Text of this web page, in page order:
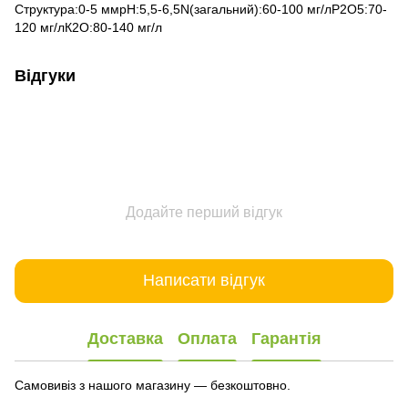
Структура:0-5 ммрН:5,5-6,5N(загальний):60-100 мг/лР2О5:70-
120 мг/лК2О:80-140 мг/л
Відгуки
Додайте перший відгук
Написати відгук
Доставка Оплата Гарантія
Самовивіз з нашого магазину — безкоштовно.